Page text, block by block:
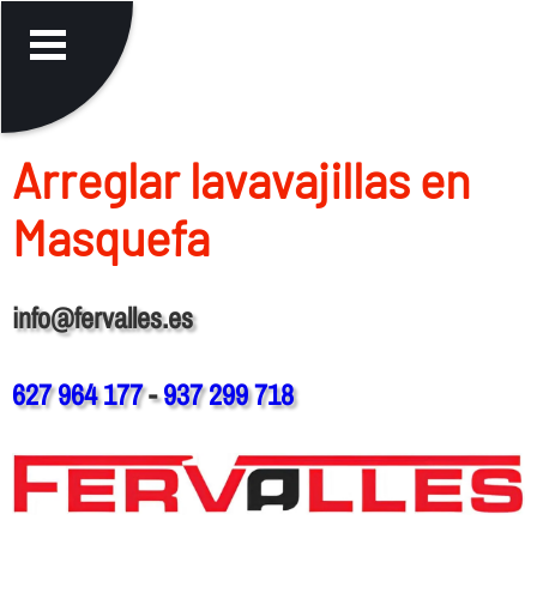
Arreglar lavavajillas en
Masquefa
info@fervalles.es
627 964 177-937 299 718